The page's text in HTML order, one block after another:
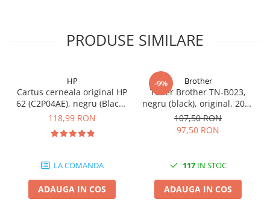
Placi video profesionale
SSD-uri externe
Hard disk-uri externe
Placi captura
Adaptoare PCI / PCIe
PRODUSE SIMILARE
HP
Cartus cerneala original HP
62 (C2P04AE), negru (Black),
200 pagini
118,99 RON
LA COMANDA
ADAUGA IN COS
-9% Brother
Toner Brother TN-B023,
negru (black), original, 2000
pagini
107,50 RON
97,50 RON
117IN STOC
ADAUGA IN COS